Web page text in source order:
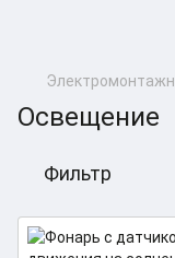
Освещение
Фильтр